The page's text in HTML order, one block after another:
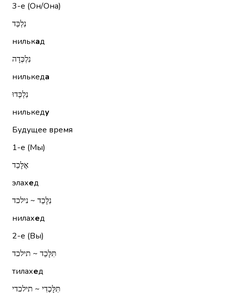
3-е (Он/Она)
נִלְכַּד
нилькад
נִלְכְּדָה
нилькеда
נִלְכְּדוּ
нилькеду
Будущее время
1-е (Мы)
אֶלָּכֵד
элахед
נִלָּכֵד ~ נילכד
нилахед
2-е (Вы)
תִּלָּכֵד ~ תילכד
тилахед
תִּלָּכְדִי ~ תילכדי